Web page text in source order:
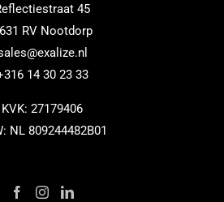
45
RV Nootdorp
14 30 23 33
KVK: 27179406
NL 809244482B01